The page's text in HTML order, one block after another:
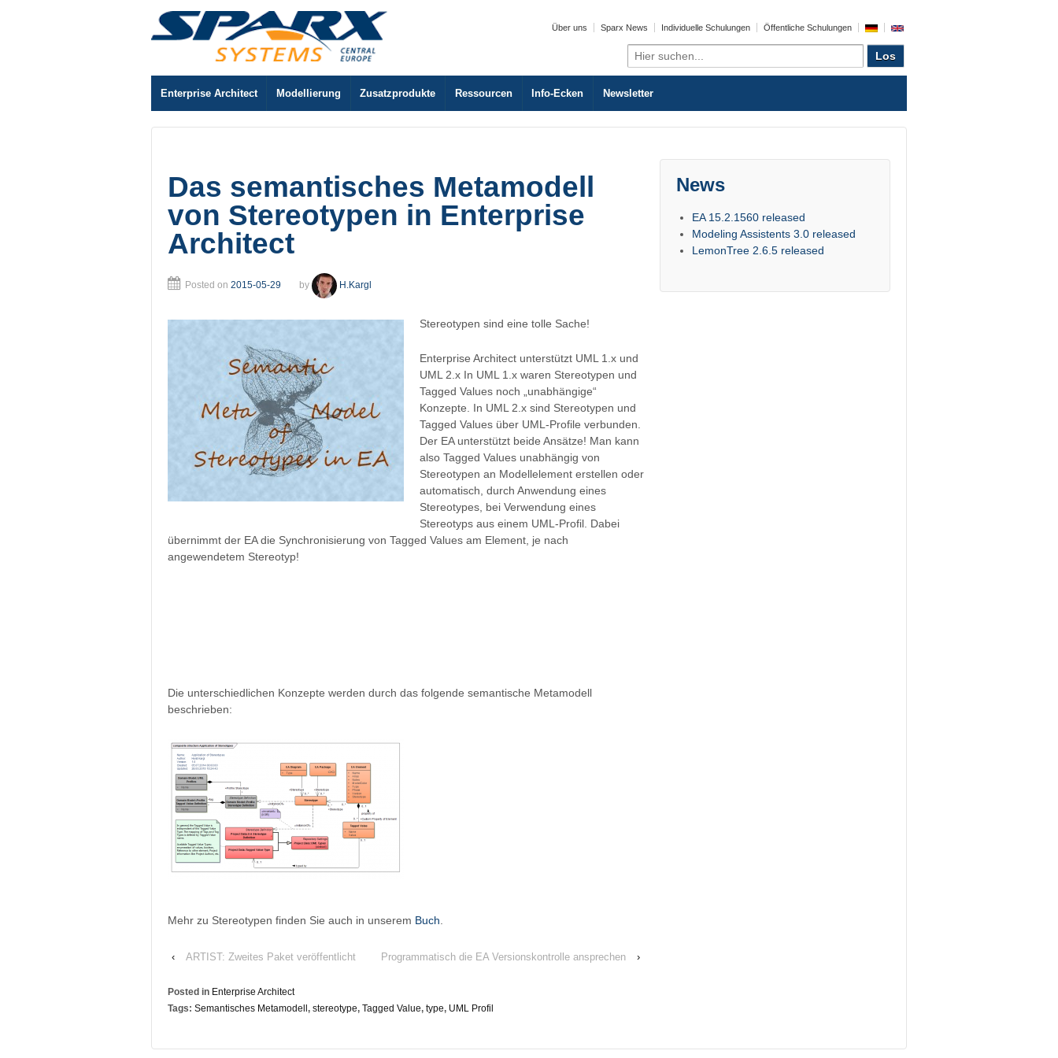
Über uns Sparx News Individuelle Schulungen Öffentliche Schulungen
Search
for:
Enterprise Architect Modellierung Zusatzprodukte Ressourcen Info-Ecken Newsletter
Das semantisches Metamodell
von Stereotypen in Enterprise
Architect
Posted on 2015-05-29 by H.Kargl
Stereotypen sind eine tolle Sache!
Enterprise Architect unterstützt UML 1.x und
UML 2.x In UML 1.x waren Stereotypen und
Tagged Values noch „unabhängige“
Konzepte. In UML 2.x sind Stereotypen und
Tagged Values über UML-Profile verbunden.
Der EA unterstützt beide Ansätze! Man kann
also Tagged Values unabhängig von
Stereotypen an Modellelement erstellen oder
automatisch, durch Anwendung eines
Stereotypes, bei Verwendung eines
Stereotyps aus einem UML-Profil. Dabei
übernimmt der EA die Synchronisierung von Tagged Values am Element, je nach
angewendetem Stereotyp!
Die unterschiedlichen Konzepte werden durch das folgende semantische Metamodell
beschrieben:
Mehr zu Stereotypen finden Sie auch in unserem Buch
‹ ARTIST: Zweites Paket veröffentlicht Programmatisch die EA Versionskontrolle ansprechen ›
Posted in Enterprise Architect
Tags: Semantisches Metamodell , stereotype, Tagged Value, type, UML Profil
News
EA 15.2.1560 released
Modeling Assistents 3.0 released
LemonTree 2.6.5 released